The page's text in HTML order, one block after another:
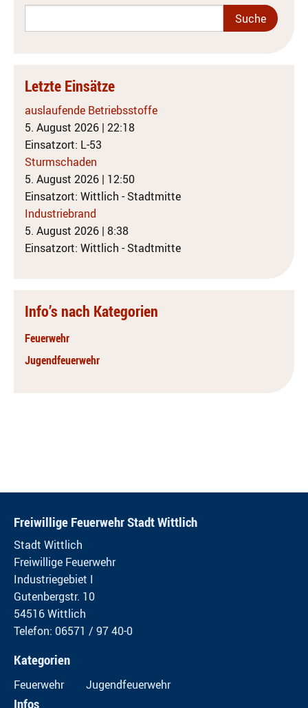
Letzte Einsätze
auslaufende Betriebsstoffe
5. August 2026 | 22:18
Einsatzort: L-53
Sturmschaden
5. August 2026 | 12:50
Einsatzort: Wittlich - Stadtmitte
Industriebrand
5. August 2026 | 8:38
Einsatzort: Wittlich - Stadtmitte
Info’s nach Kategorien
Feuerwehr
Jugendfeuerwehr
Freiwillige Feuerwehr Stadt Wittlich
Stadt Wittlich
Freiwillige Feuerwehr
Industriegebiet I
Gutenbergstr. 10
54516 Wittlich
Telefon: 06571 / 97 40-0
Kategorien
Feuerwehr Jugendfeuerwehr
Infos